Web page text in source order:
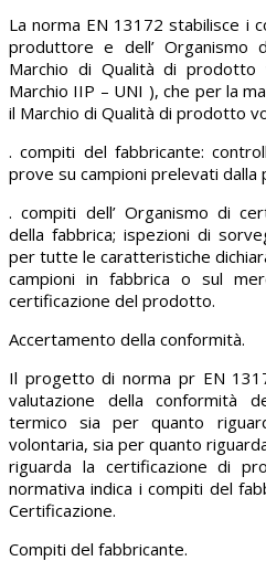
La norma EN 13172 stabilisce i
produttore e dell’ Organismo
Marchio di Qualità di
Marchio IIP – UNI ), che per la
il Marchio di Qualità di prodotto
. compiti del fabbricante:
prove su campioni prelevati dalla
. compiti dell’ Organismo di
della fabbrica; ispezioni di
per tutte le caratteristiche
campioni in fabbrica o sul
certificazione del prodotto.
Accertamento della conformità.
Il progetto di norma pr EN
valutazione della conformità
termico sia per quanto
volontaria, sia per quanto
riguarda la certificazione di
normativa indica i compiti del
Certificazione.
Compiti del fabbricante.